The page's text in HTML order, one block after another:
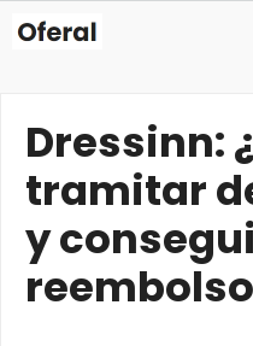
Saltar
Dressinn:
tramitar
y